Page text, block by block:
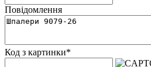
Повідомлення
Код з картинки*